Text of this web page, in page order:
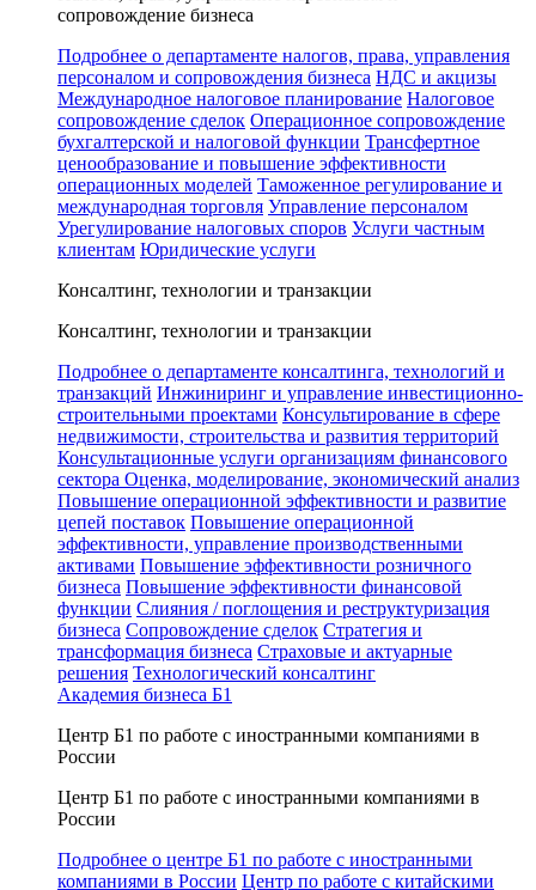
сопровождение бизнеса
Подробнее о департаменте налогов, права, управления
персоналом и сопровождения бизнеса НДС и акцизы
Международное налоговое планирование Налоговое
сопровождение сделок Операционное сопровождение
бухгалтерской и налоговой функции Трансфертное
ценообразование и повышение эффективности
операционных моделей Таможенное регулирование и
международная торговля Управление персоналом
Урегулирование налоговых споров Услуги частным
клиентам Юридические услуги
Консалтинг, технологии и транзакции
Консалтинг, технологии и транзакции
Подробнее о департаменте консалтинга, технологий и
транзакций Инжиниринг и управление инвестиционно-
строительными проектами Консультирование в сфере
недвижимости, строительства и развития территорий
Консультационные услуги организациям финансового
сектора Оценка, моделирование, экономический анализ
Повышение операционной эффективности и развитие
цепей поставок Повышение операционной
эффективности, управление производственными
активами Повышение эффективности розничного
бизнеса Повышение эффективности финансовой
функции Слияния / поглощения и реструктуризация
бизнеса Сопровождение сделок Стратегия и
трансформация бизнеса Страховые и актуарные
решения Технологический консалтинг
Академия бизнеса Б1
Центр Б1 по работе с иностранными компаниями в
России
Центр Б1 по работе с иностранными компаниями в
России
Подробнее о центре Б1 по работе с иностранными
компаниями в России Центр по работе с китайскими